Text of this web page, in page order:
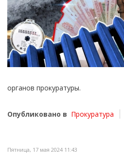
органов прокуратуры.
Опубликовано в Прокуратура
Пятница, 17 мая 2024 11:43